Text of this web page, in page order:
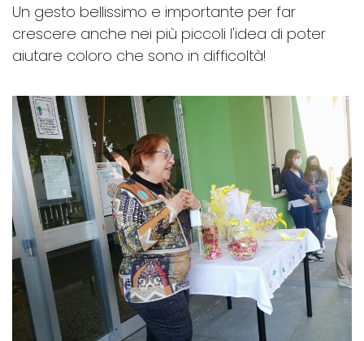
Un gesto bellissimo e importante per far
crescere anche nei più piccoli l'idea di poter
aiutare coloro che sono in difficoltà!